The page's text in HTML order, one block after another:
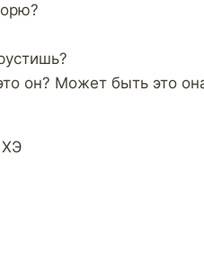
он? Может быть это
ХЭ